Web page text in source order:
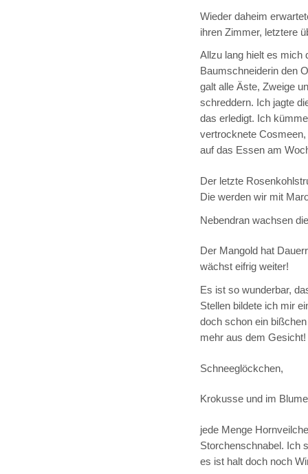
Wieder daheim
ihren Zimmer, letztere
Allzu lang hielt es mich
Baumschneiderin den
galt alle Äste, Zweige
schreddern. Ich jagte
das erledigt. Ich
vertrocknete Cosmeen,
auf das Essen am
Der letzte
Die werden wir mit
Nebendran wachsen
Der Mangold hat
wächst eifrig weiter!
Es ist so wunderbar,
Stellen bildete ich mir
doch schon ein
mehr aus dem Gesicht!
Schneeglöckchen,
Krokusse und im
jede Menge
Storchenschnabel. Ich
es ist halt doch noch